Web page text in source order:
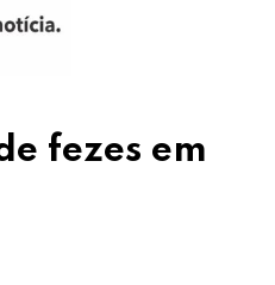
fezes em